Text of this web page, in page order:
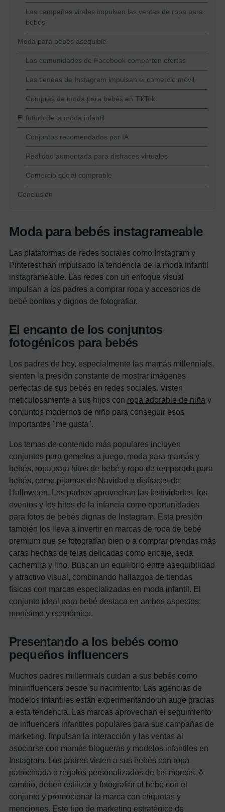
Las campañas virales impulsan las ventas de ropa para
bebés
Moda para bebés asequible
Las comunidades de Facebook comparten ofertas
Las tiendas de Instagram impulsan el comercio móvil
Compras de moda para bebés en TikTok
El futuro de la moda infantil
Conjuntos recomendados por IA
Realidad aumentada para disfraces virtuales
Comercio social comprable
Conclusión
Moda para bebés instagrameable
Las plataformas de redes sociales como Instagram y
Pinterest han impulsado la tendencia de la moda infantil
instagrameable. Las redes con un enfoque visual
impulsan a los padres a comprar ropa y accesorios de
bebé bonitos y dignos de fotografiar.
El encanto de los conjuntos
fotogénicos para bebés
Los padres de hoy, especialmente las mamás millennials,
sienten la presión constante de mostrar imágenes
perfectas de sus bebés en redes sociales. Visten
meticulosamente a sus hijos con ropa adorable de niña y
conjuntos modernos de niño para conseguir esos
importantes "me gusta".
Los temas de contenido más populares incluyen
conjuntos para gemelos a juego, moda para mamás y
bebés, ropa para hitos de bebé y ropa de temporada para
bebés, como pijamas de Navidad o disfraces de
Halloween. Los padres aprovechan las festividades, los
eventos y los hitos de la infancia como oportunidades
para fotos de bebés dignas de Instagram. Esta presión
también los lleva a invertir en marcas de ropa de bebé
premium que se fotografían bien o a comprar prendas más
caras hechas de telas delicadas como encaje, seda,
cachemira y lino. Buscan un equilibrio entre asequibilidad
y atractivo visual, combinando hallazgos de tiendas
físicas con marcas especializadas en moda infantil. El
conjunto ideal para bebé destaca en ambos aspectos:
monísimo y económico.
Presentando a los bebés como
pequeños influencers
Muchos padres millennials cuidan a sus bebés como
miniinfluencers desde su nacimiento. Las agencias de
modelos infantiles están experimentando un auge gracias
a esta tendencia. Las marcas aprovechan el seguimiento
de influencers infantiles populares para sus campañas de
marketing. Impulsan la interacción y las ventas al
asociarse con mamás blogueras y modelos infantiles en
Instagram. Los padres visten a sus bebés con ropa
patrocinada o regalos personalizados de las marcas. A
cambio, deben estilizar y fotografiar al bebé con el
conjunto y promocionar la marca con etiquetas y
menciones. Este tipo de marketing estratégico de